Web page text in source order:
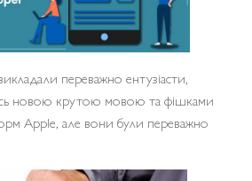
переважно ентузіасти,
новою крутою мовою та фішками
Apple, але вони були переважно